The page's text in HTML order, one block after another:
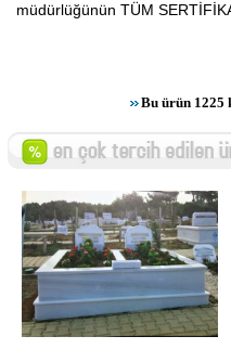
müdürlüğünün TÜM
Bu ürün 1225